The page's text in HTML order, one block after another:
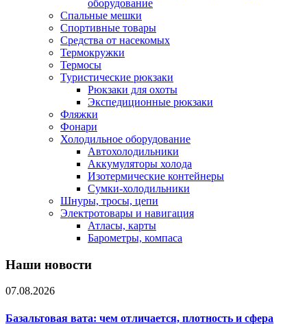
оборудование
Спальные мешки
Спортивные товары
Средства от насекомых
Термокружки
Термосы
Туристические рюкзаки
Рюкзаки для охоты
Экспедиционные рюкзаки
Фляжки
Фонари
Холодильное оборудование
Автохолодильники
Аккумуляторы холода
Изотермические контейнеры
Сумки-холодильники
Шнуры, тросы, цепи
Электротовары и навигация
Атласы, карты
Барометры, компаса
Наши новости
07.08.2026
Базальтовая вата: чем отличается, плотность и сфера